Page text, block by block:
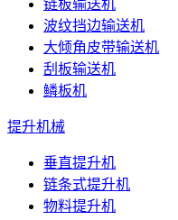
链板输送机
波纹挡边输送机
大倾角皮带输送机
刮板输送机
鳞板机
提升机械
垂直提升机
链条式提升机
物料提升机